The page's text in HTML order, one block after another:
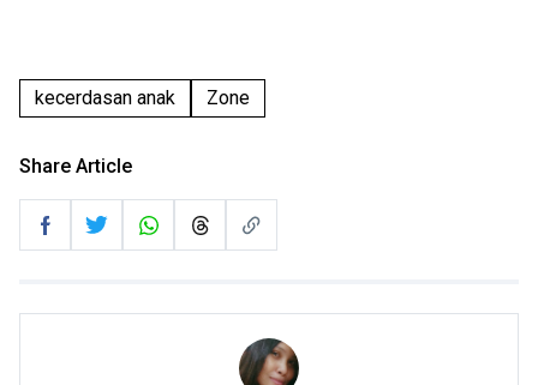
kecerdasan anak Zone
Share Article